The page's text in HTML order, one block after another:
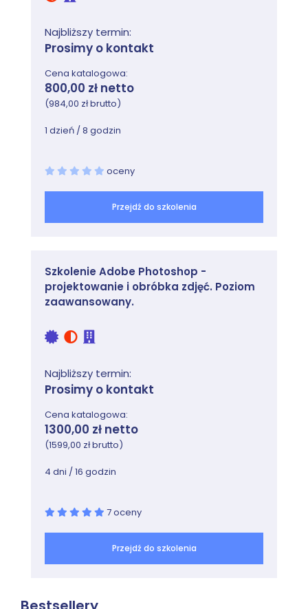
Najbliższy termin:
Prosimy o kontakt
Cena katalogowa:
800,00 zł netto
(984,00 zł brutto)
1 dzień / 8 godzin
oceny
Przejdź do szkolenia
Szkolenie Adobe Photoshop -
projektowanie i obróbka zdjęć. Poziom
zaawansowany.
Najbliższy termin:
Prosimy o kontakt
Cena katalogowa:
1300,00 zł netto
(1599,00 zł brutto)
4 dni / 16 godzin
7 oceny
Przejdź do szkolenia